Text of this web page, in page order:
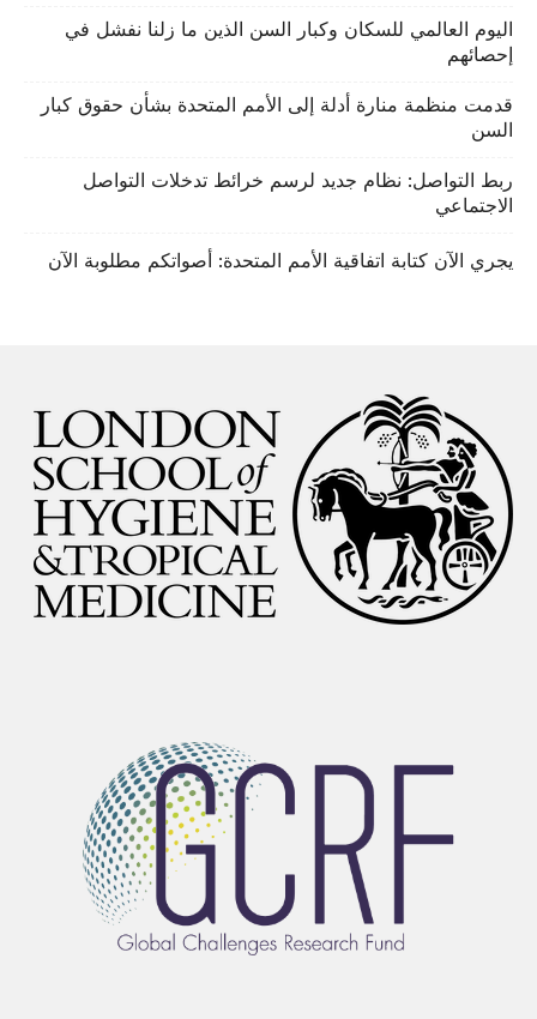
اليوم العالمي للسكان وكبار السن الذين ما زلنا نفشل في
إحصائهم
قدمت منظمة منارة أدلة إلى الأمم المتحدة بشأن حقوق كبار
السن
ربط التواصل: نظام جديد لرسم خرائط تدخلات التواصل
الاجتماعي
يجري الآن كتابة اتفاقية الأمم المتحدة: أصواتكم مطلوبة الآن